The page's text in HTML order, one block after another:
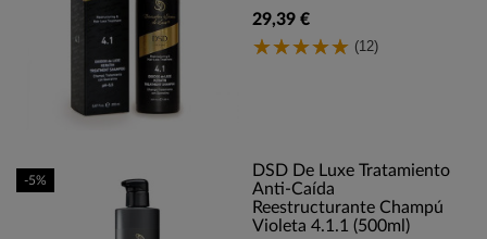
29,39 €
(12)
DSD De Luxe Tratamiento
Anti-Caída
Reestructurante Champú
Violeta 4.1.1 (500ml)
-5%